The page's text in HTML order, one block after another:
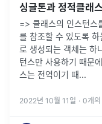
싱글톤과 정적클래스
=> 클래스의 인스턴스
를 참조할 수 있도록
로 생성되는 객체는 하
턴스만 사용하기 때문
스는 전역이기 때...
2022년 10월 11일 · 0개